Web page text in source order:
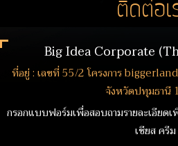
ติดต่อเ
Big Idea Corporate
ที่อยู่ : เลขที่ 55/2 โครงการ
จังหวัดปทุมธานี
กรอกแบบฟอร์มเพื่อสอบถามรายละเอีย
เชียส ครีม